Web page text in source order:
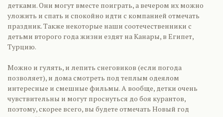
детками. Они могут вместе поиграть, а вечером их можно
уложить и спать и спокойно идти с компанией отмечать
праздник. Также некоторые наши соотечественники с
детьми второго года жизни ездят на Канары, в Египет,
Турцию.
Можно и гулять, и лепить снеговиков (если погода
позволяет), и дома смотреть под теплым одеялом
интересные и смешные фильмы. А вообще, детки очень
чувствительны и могут проснуться до боя курантов,
поэтому, скорее всего, вы будете отмечать Новый год